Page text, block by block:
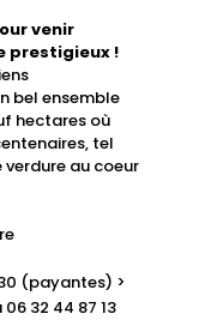
venir
prestigieux !
bel ensemble
hectares où
tel
verdure au coeur
(payantes) >
32 44 87 13